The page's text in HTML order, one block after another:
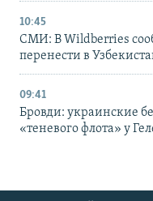
10:45
СМИ: В Wildberries
перенести в
09:41
Бровди: украинские
«теневого флота» у